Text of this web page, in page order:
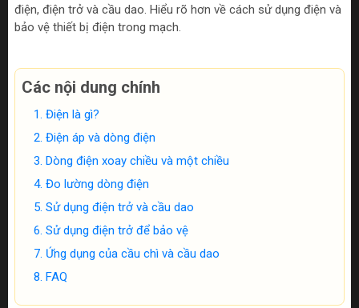
điện, điện trở và cầu dao. Hiểu rõ hơn về cách sử dụng điện và
bảo vệ thiết bị điện trong mạch.
Các nội dung chính
Điện là gì?
Điện áp và dòng điện
Dòng điện xoay chiều và một chiều
Đo lường dòng điện
Sử dụng điện trở và cầu dao
Sử dụng điện trở để bảo vệ
Ứng dụng của cầu chì và cầu dao
FAQ